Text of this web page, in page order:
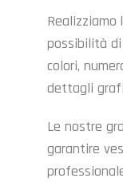
possibilità
colori,
dettagli
Le nostre
garantire